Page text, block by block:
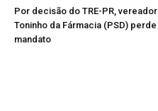
Por decisão do TRE-PR, vereador
Toninho da Fármacia (PSD) perde
mandato